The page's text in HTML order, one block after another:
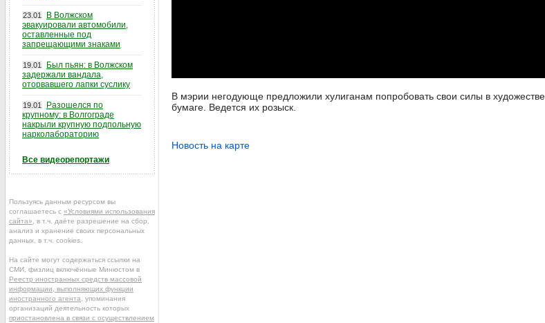
В мэрии негодующе предложили хулиганам попробовать свои силы в
бумаге. Ведется их розыск.
Новость на карте
23.01
В Волжском
эвакуировали автомобили,
оставленные под
запрещающими знаками
19.01
Был пьян: в Волжском
задержали вандала,
оторвавшего лапки суслику
19.01
Разошелся по
крупному: в Волгограде
накрыли крупную подпольную
нарколабораторию
Все видеорепортажи
Пользуясь данным ресурсом вы
соглашаетесь с «Условиями использования
сайта» , в т.ч. даёте разрешение на сбор,
анализ и хранение своих персональных
данных, в т.ч. cookies.
На сайте могут содержаться ссылки на
СМИ, физлиц включённые Минюстом в
Реестр иностранных средств массовой
информации, выполняющих функции
иностранного агента , упоминания
организаций деятельность которых
приостановлена в связи с осуществлением